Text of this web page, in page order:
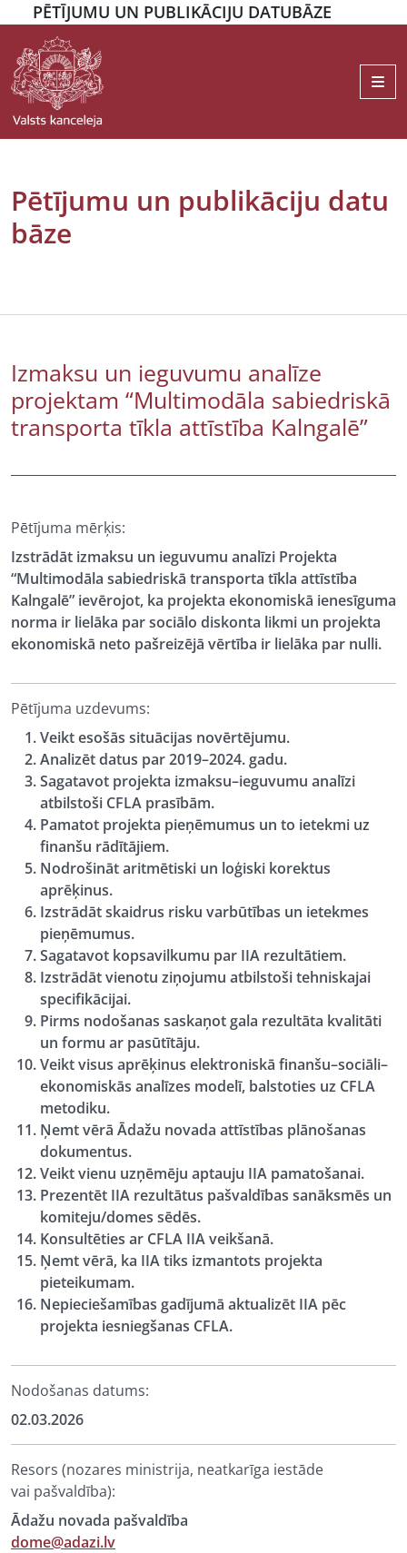
PĒTĪJUMU UN PUBLIKĀCIJU DATUBĀZE
Pētījumu un publikāciju datu
bāze
Izmaksu un ieguvumu analīze
projektam “Multimodāla sabiedriskā
transporta tīkla attīstība Kalngalē”
Pētījuma mērķis:
Izstrādāt izmaksu un ieguvumu analīzi Projekta
“Multimodāla sabiedriskā transporta tīkla attīstība
Kalngalē” ievērojot, ka projekta ekonomiskā ienesīguma
norma ir lielāka par sociālo diskonta likmi un projekta
ekonomiskā neto pašreizējā vērtība ir lielāka par nulli.
Pētījuma uzdevums:
Veikt esošās situācijas novērtējumu.
Analizēt datus par 2019–2024. gadu.
Sagatavot projekta izmaksu–ieguvumu analīzi
atbilstoši CFLA prasībām.
Pamatot projekta pieņēmumus un to ietekmi uz
finanšu rādītājiem.
Nodrošināt aritmētiski un loģiski korektus
aprēķinus.
Izstrādāt skaidrus risku varbūtības un ietekmes
pieņēmumus.
Sagatavot kopsavilkumu par IIA rezultātiem.
Izstrādāt vienotu ziņojumu atbilstoši tehniskajai
specifikācijai.
Pirms nodošanas saskaņot gala rezultāta kvalitāti
un formu ar pasūtītāju.
Veikt visus aprēķinus elektroniskā finanšu–sociāli–
ekonomiskās analīzes modelī, balstoties uz CFLA
metodiku.
Ņemt vērā Ādažu novada attīstības plānošanas
dokumentus.
Veikt vienu uzņēmēju aptauju IIA pamatošanai.
Prezentēt IIA rezultātus pašvaldības sanāksmēs un
komiteju/domes sēdēs.
Konsultēties ar CFLA IIA veikšanā.
Ņemt vērā, ka IIA tiks izmantots projekta
pieteikumam.
Nepieciešamības gadījumā aktualizēt IIA pēc
projekta iesniegšanas CFLA.
Nodošanas datums:
02.03.2026
Resors (nozares ministrija, neatkarīga iestāde
vai pašvaldība):
Ādažu novada pašvaldība
dome@adazi.lv